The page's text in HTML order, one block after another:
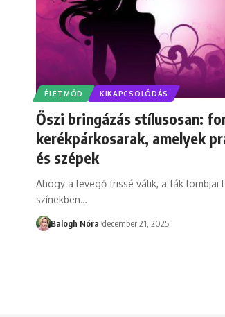
ÉLETMÓD KIKAPCSOLÓDÁS
Őszi bringázás stílusosan:
kerékpárkosarak, amelyek
és szépek
Ahogy a levegő frissé válik, a fák lombjai
színekben…
Balogh Nóra december 21, 2025